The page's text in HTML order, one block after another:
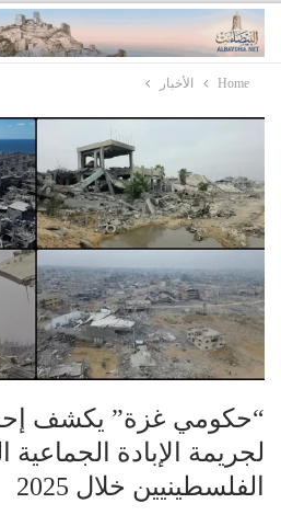
Home الأخبار
“حكومي غزة” يكشف
لجريمة الإبادة
الفلسطينيين خلال 2025